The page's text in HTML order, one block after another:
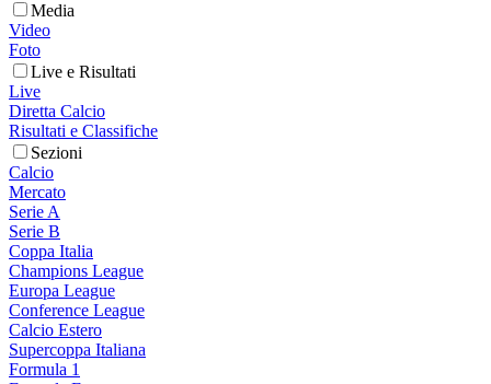
Media
Video
Foto
Live e Risultati
Live
Diretta Calcio
Risultati e Classifiche
Sezioni
Calcio
Mercato
Serie A
Serie B
Coppa Italia
Champions League
Europa League
Conference League
Calcio Estero
Supercoppa Italiana
Formula 1